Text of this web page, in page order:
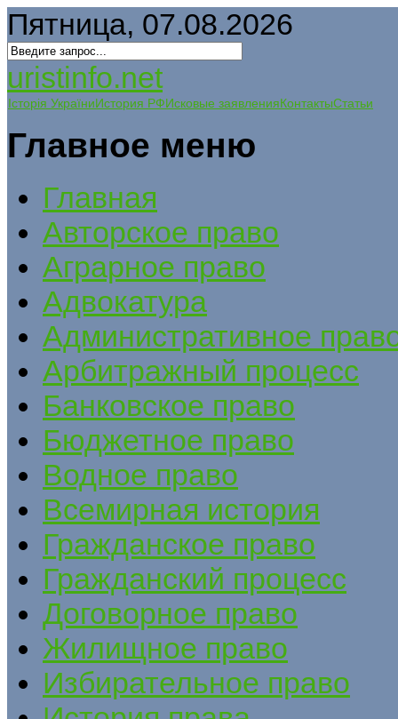
Пятница, 07.08.2026
uristinfo.net
Історія УкраїниИстория РФИсковые заявленияКонтактыСтатьи
Главное меню
Главная
Авторское право
Аграрное право
Адвокатура
Административное
Арбитражный процесс
Банковское право
Бюджетное право
Водное право
Всемирная история
Гражданское право
Гражданский процесс
Договорное право
Жилищное право
Избирательное право